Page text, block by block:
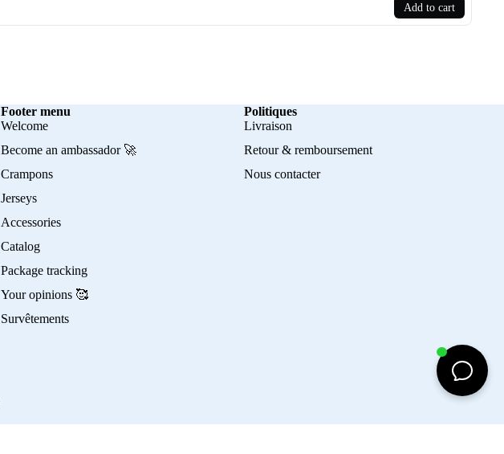
Add to cart
Footer menu
Welcome
Become an ambassador 🚀
Crampons
Jerseys
Accessories
Catalog
Package tracking
Your opinions 🥰
Survêtements
Politiques
Livraison
Retour & remboursement
Nous contacter